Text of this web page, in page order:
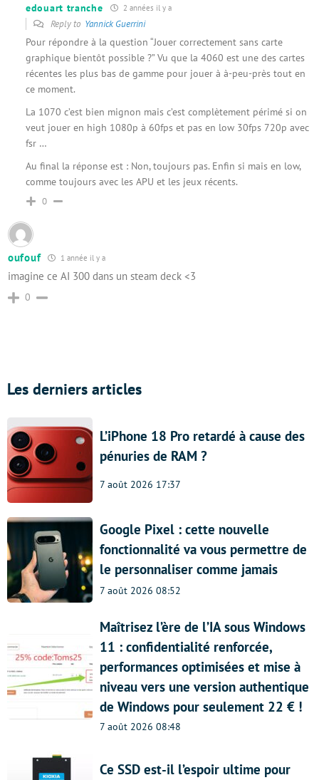
edouart tranche 2 années il y a
Reply to Yannick Guerrini
Pour répondre à la question “Jouer correctement sans carte
graphique bientôt possible ?” Vu que la 4060 est une des cartes
récentes les plus bas de gamme pour jouer à à-peu-près tout en
ce moment.
La 1070 c’est bien mignon mais c’est complètement périmé si on
veut jouer en high 1080p à 60fps et pas en low 30fps 720p avec
fsr …
Au final la réponse est : Non, toujours pas. Enfin si mais en low,
comme toujours avec les APU et les jeux récents.
0
oufouf 1 année il y a
imagine ce AI 300 dans un steam deck <3
0
Les derniers articles
L’iPhone 18 Pro retardé à cause des
pénuries de RAM ?
7 août 2026 17:37
Google Pixel : cette nouvelle
fonctionnalité va vous permettre de
le personnaliser comme jamais
7 août 2026 08:52
Maîtrisez l’ère de l’IA sous Windows
11 : confidentialité renforcée,
performances optimisées et mise à
niveau vers une version authentique
de Windows pour seulement 22 € !
7 août 2026 08:48
Ce SSD est-il l’espoir ultime pour